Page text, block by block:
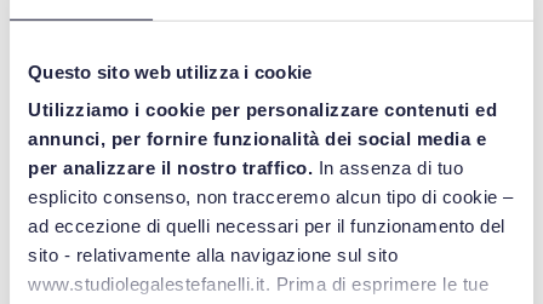
Questo sito web utilizza i cookie
Utilizziamo i cookie per personalizzare contenuti ed
annunci, per fornire funzionalità dei social media e
per analizzare il nostro traffico. In assenza di tuo
esplicito consenso, non tracceremo alcun tipo di cookie –
ad eccezione di quelli necessari per il funzionamento del
sito - relativamente alla navigazione sul sito
www.studiolegalestefanelli.it. Prima di esprimere le tue
valida per le strutture sanitarie
private e i professionisti sanitari
Abbiamo creato un breve questionario finalizzato ad aiutare
il professionista sanitario a raccogliere le informazioni
necessarie e utili per accogliere i pazienti che si rivolgono a lui
nell’attuale situazione emergenziale legata alla diffusione del
Coronavirus.
Le risposte del paziente potranno essere di ausilio al